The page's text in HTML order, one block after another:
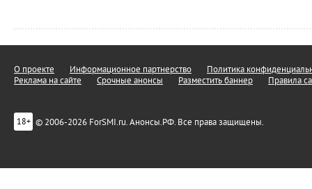
О проекте Информационное партнерство
Политика
Реклама на сайте
Срочные анонсы Разместить баннер Правила
18+ © 2006-2026 ForSMI.ru. Анонсы.РФ. Все права защищены.